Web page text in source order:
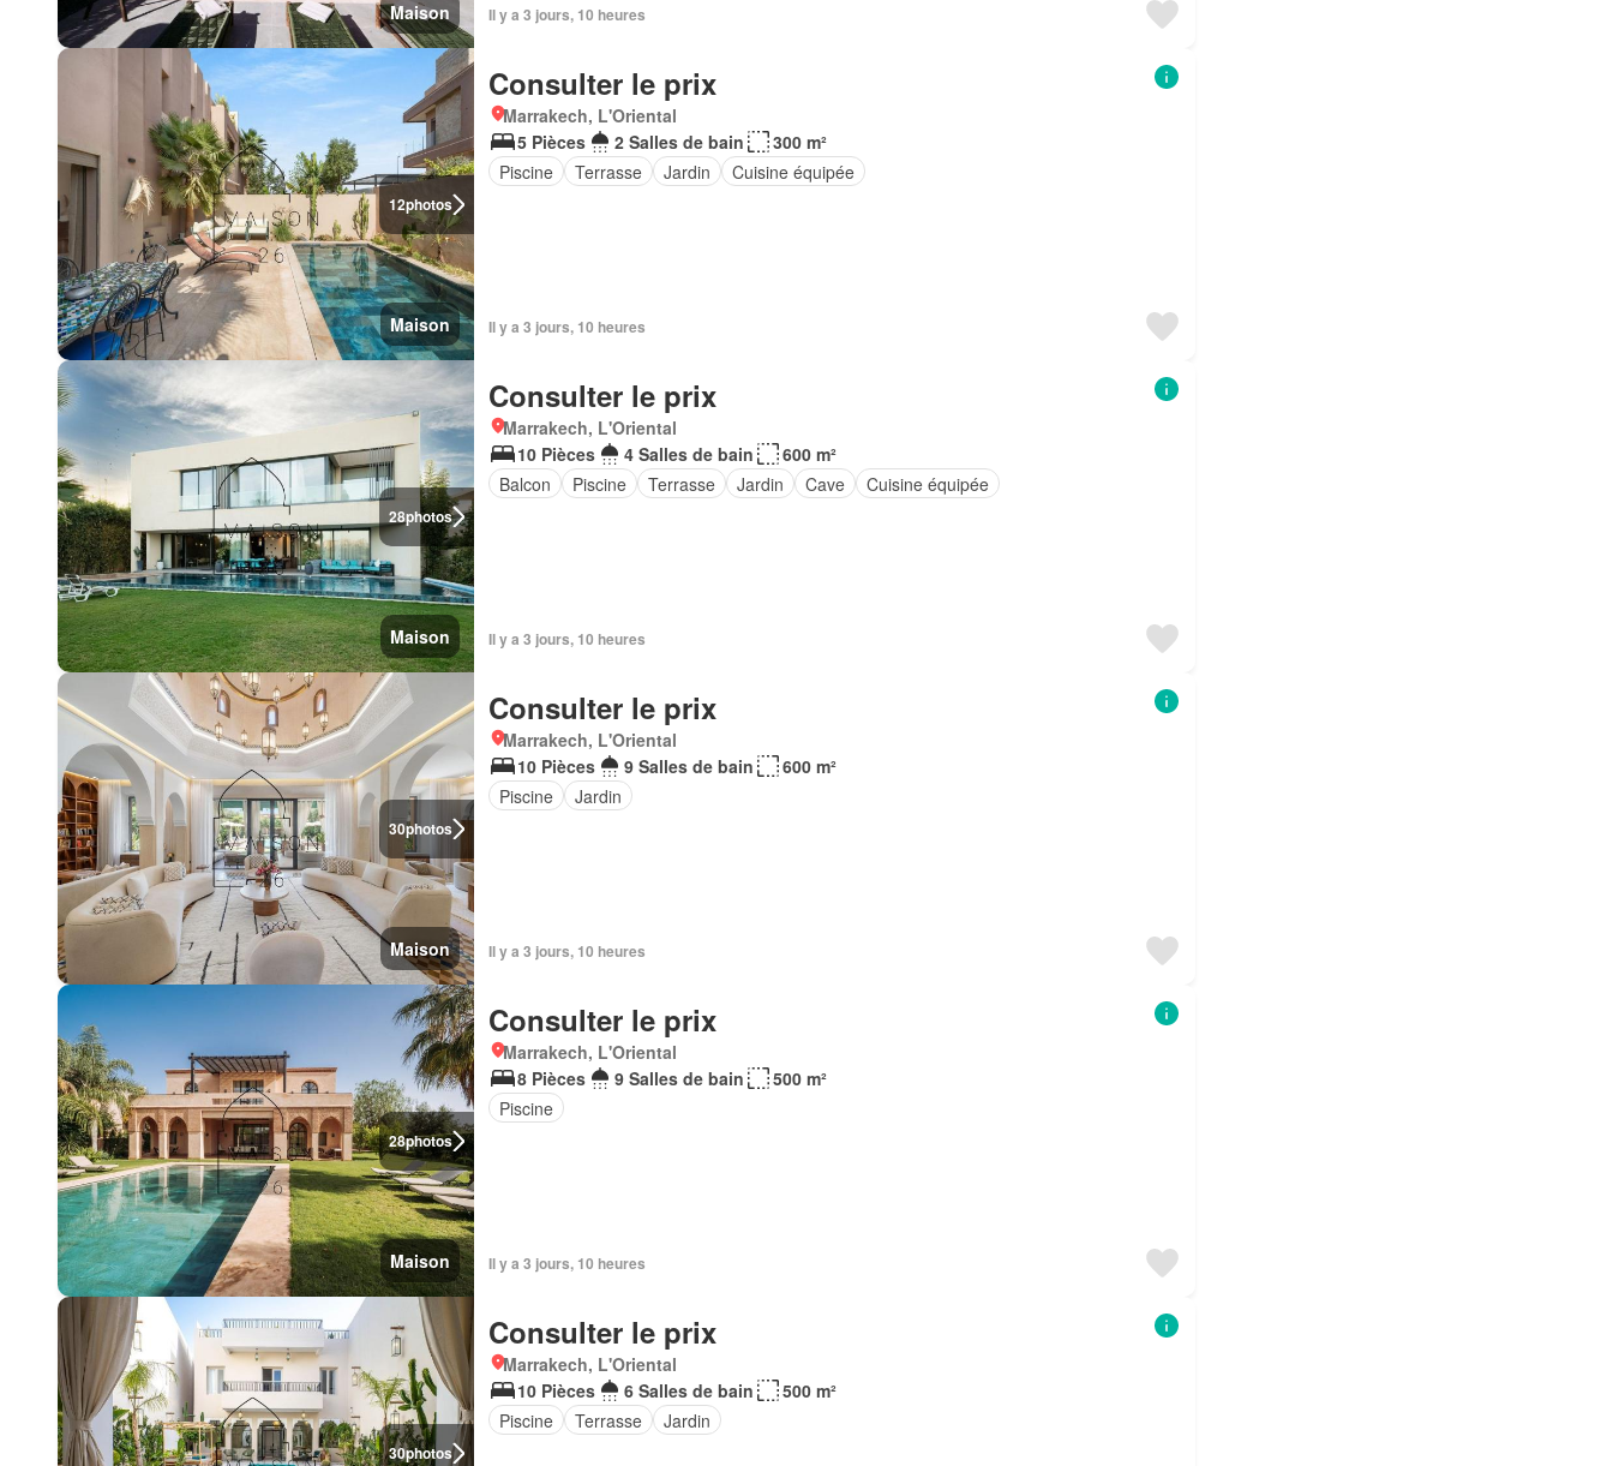
Maison Il y a 3 jours, 10 heures
12photos
Maison
Consulter le prix
Marrakech, L'Oriental
5 Pièces
2 Salles de bain
300 m²
Piscine
Terrasse Jardin Cuisine équipée
Il y a 3 jours, 10 heures
28photos
Maison
Consulter le prix
Marrakech, L'Oriental
10 Pièces
4 Salles de bain
600 m²
Balcon
Piscine Terrasse Jardin Cave Cuisine équipée
Il y a 3 jours, 10 heures
30photos
Maison
Consulter le prix
Marrakech, L'Oriental
10 Pièces
9 Salles de bain
600 m²
Piscine
Jardin
Il y a 3 jours, 10 heures
28photos
Maison
Consulter le prix
Marrakech, L'Oriental
8 Pièces
9 Salles de bain
500 m²
Piscine
Il y a 3 jours, 10 heures
30photos
Consulter le prix
Marrakech, L'Oriental
10 Pièces
6 Salles de bain
500 m²
Piscine
Terrasse Jardin